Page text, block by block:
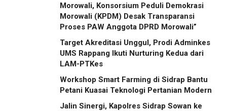
Morowali, Konsorsium Peduli Demokrasi
Morowali (KPDM) Desak Transparansi
Proses PAW Anggota DPRD Morowali”
Target Akreditasi Unggul, Prodi Adminkes
UMS Rappang Ikuti Nurturing Kedua dari
LAM-PTKes
Workshop Smart Farming di Sidrap Bantu
Petani Kuasai Teknologi Pertanian Modern
Jalin Sinergi, Kapolres Sidrap Sowan ke